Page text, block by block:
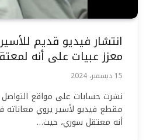
انتشار فيديو قديم
معزز عبيات على أنه
15 ديسمبر، 2024
نشرت حسابات على مواقع التواصل
مقطع فيديو لأسير يروي معاناته
أنه معتقل سوري، حيث…